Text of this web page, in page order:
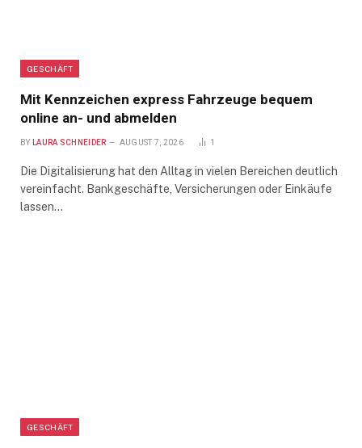
GESCHÄFT
Mit Kennzeichen express Fahrzeuge bequem
online an- und abmelden
BY LAURA SCHNEIDER AUGUST 7, 2026 1
Die Digitalisierung hat den Alltag in vielen Bereichen deutlich
vereinfacht. Bankgeschäfte, Versicherungen oder Einkäufe
lassen…
GESCHÄFT